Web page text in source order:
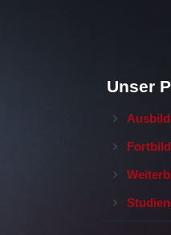
Unser